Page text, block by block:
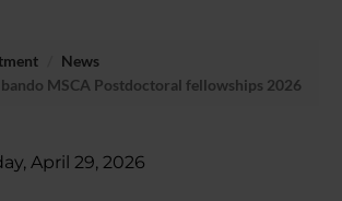
News
MSCA Postdoctoral fellowships 2026
April 29, 2026